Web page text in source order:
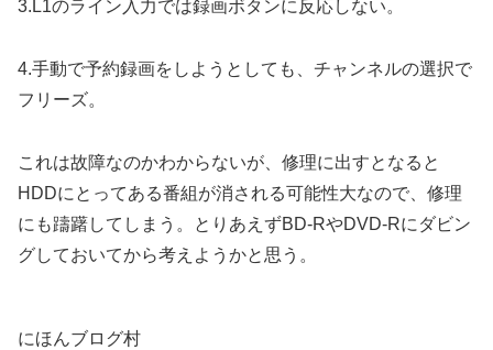
3.L1のライン入力では録画ボタンに反応しない。
4.手動で予約録画をしようとしても、チャンネルの選択で
フリーズ。
これは故障なのかわからないが、修理に出すとなると
HDDにとってある番組が消される可能性大なので、修理
にも躊躇してしまう。とりあえずBD-RやDVD-Rにダビン
グしておいてから考えようかと思う。
にほんブログ村